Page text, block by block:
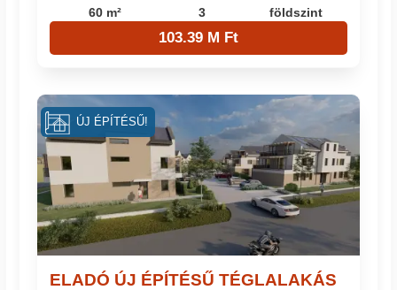
60 m² 3 földszint
103.39 M Ft
ELADÓ ÚJ ÉPÍTÉSŰ TÉGLALAKÁS
ÚJ ÉPÍTÉSŰ!